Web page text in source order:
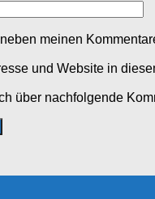
meinen
und Website in
über nachfolgende